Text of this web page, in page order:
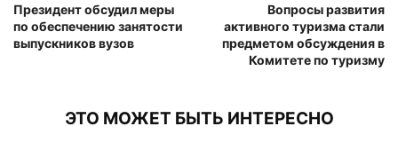
Президент обсудил меры
по обеспечению занятости
выпускников вузов
Вопросы развития
активного туризма стали
предметом обсуждения в
Комитете по туризму
ЭТО МОЖЕТ БЫТЬ ИНТЕРЕСНО